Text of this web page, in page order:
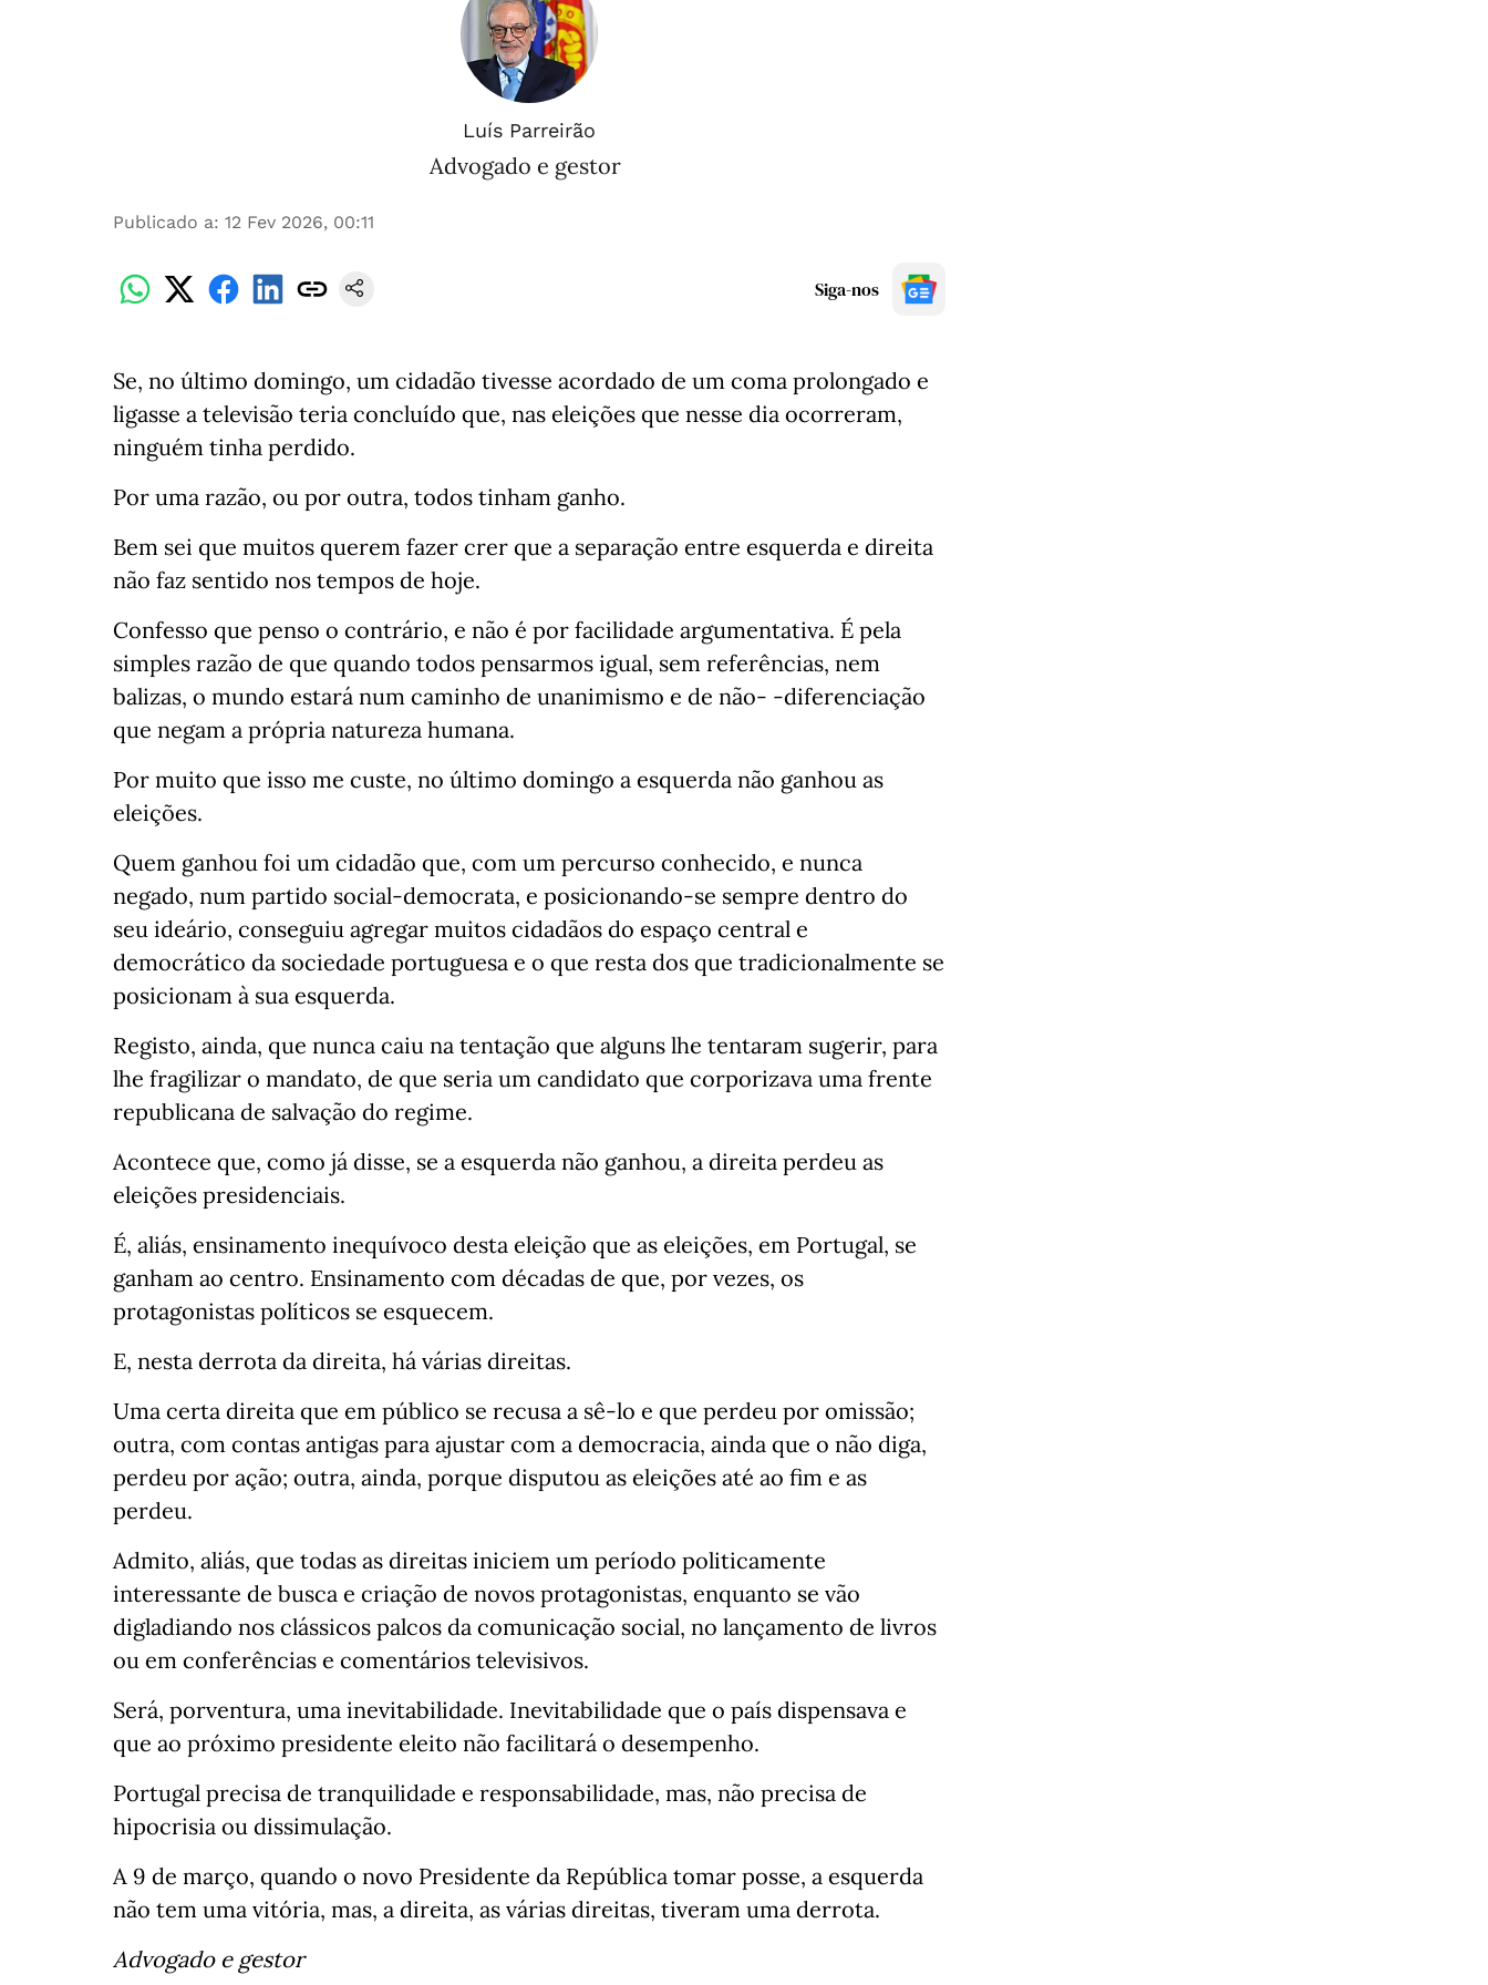
Luís Parreirão
Advogado e gestor
Publicado a: 12 Fev 2026, 00:11
Siga-nos
Se, no último domingo, um cidadão tivesse acordado de um coma prolongado e
ligasse a televisão teria concluído que, nas eleições que nesse dia ocorreram,
ninguém tinha perdido.
Por uma razão, ou por outra, todos tinham ganho.
Bem sei que muitos querem fazer crer que a separação entre esquerda e direita
não faz sentido nos tempos de hoje.
Confesso que penso o contrário, e não é por facilidade argumentativa. É pela
simples razão de que quando todos pensarmos igual, sem referências, nem
balizas, o mundo estará num caminho de unanimismo e de não- -diferenciação
que negam a própria natureza humana.
Por muito que isso me custe, no último domingo a esquerda não ganhou as
eleições.
Quem ganhou foi um cidadão que, com um percurso conhecido, e nunca
negado, num partido social-democrata, e posicionando-se sempre dentro do
seu ideário, conseguiu agregar muitos cidadãos do espaço central e
democrático da sociedade portuguesa e o que resta dos que tradicionalmente se
posicionam à sua esquerda.
Registo, ainda, que nunca caiu na tentação que alguns lhe tentaram sugerir, para
lhe fragilizar o mandato, de que seria um candidato que corporizava uma frente
republicana de salvação do regime.
Acontece que, como já disse, se a esquerda não ganhou, a direita perdeu as
eleições presidenciais.
É, aliás, ensinamento inequívoco desta eleição que as eleições, em Portugal, se
ganham ao centro. Ensinamento com décadas de que, por vezes, os
protagonistas políticos se esquecem.
E, nesta derrota da direita, há várias direitas.
Uma certa direita que em público se recusa a sê-lo e que perdeu por omissão;
outra, com contas antigas para ajustar com a democracia, ainda que o não diga,
perdeu por ação; outra, ainda, porque disputou as eleições até ao fim e as
perdeu.
Admito, aliás, que todas as direitas iniciem um período politicamente
interessante de busca e criação de novos protagonistas, enquanto se vão
digladiando nos clássicos palcos da comunicação social, no lançamento de livros
ou em conferências e comentários televisivos.
Será, porventura, uma inevitabilidade. Inevitabilidade que o país dispensava e
que ao próximo presidente eleito não facilitará o desempenho.
Portugal precisa de tranquilidade e responsabilidade, mas, não precisa de
hipocrisia ou dissimulação.
A 9 de março, quando o novo Presidente da República tomar posse, a esquerda
não tem uma vitória, mas, a direita, as várias direitas, tiveram uma derrota.
Advogado e gestor